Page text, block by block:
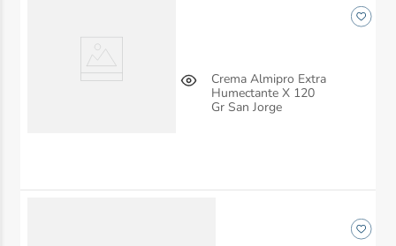
Crema Almipro Extra
Humectante X 120
Gr San Jorge